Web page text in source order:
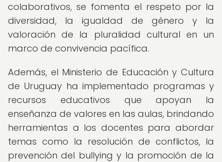
colaborativos, se fomenta el respeto por la
diversidad, la igualdad de género y la
valoración de la pluralidad cultural en un
marco de convivencia pacífica.
Además, el Ministerio de Educación y Cultura
de Uruguay ha implementado programas y
recursos educativos que apoyan la
enseñanza de valores en las aulas, brindando
herramientas a los docentes para abordar
temas como la resolución de conflictos, la
prevención del bullying y la promoción de la